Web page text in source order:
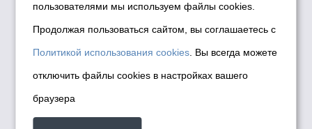
© Департамент информационной политики мэрии
города Новосибирска, 2026
Политика использования Cookies
Политика по обработке персональных
данных в информационных системах
мэрии города Новосибирска
Техническая поддержка сайта -
пользователями мы используем файлы cookies.
Продолжая пользоваться сайтом, вы соглашаетесь с
Политикой использования cookies . Вы всегда можете
отключить файлы cookies в настройках вашего
браузера